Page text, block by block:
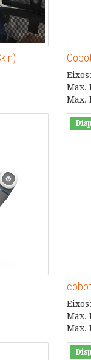
Max.
Max.
Max.
Max.